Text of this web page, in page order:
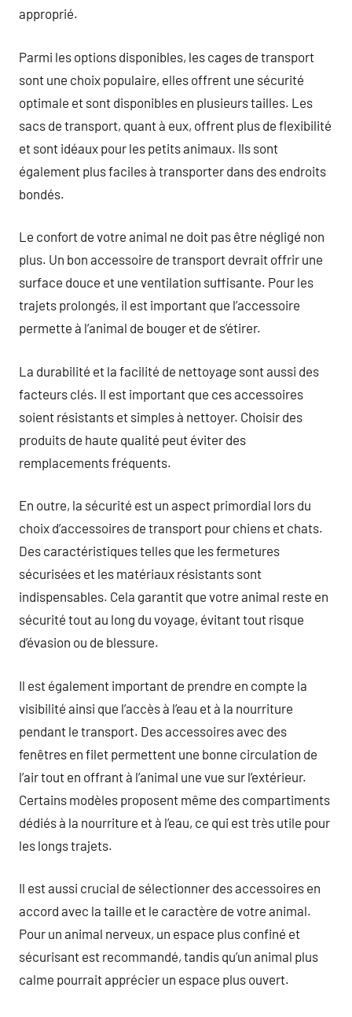
approprié.
Parmi les options disponibles, les cages de transport
sont une choix populaire, elles offrent une sécurité
optimale et sont disponibles en plusieurs tailles. Les
sacs de transport, quant à eux, offrent plus de flexibilité
et sont idéaux pour les petits animaux. Ils sont
également plus faciles à transporter dans des endroits
bondés.
Le confort de votre animal ne doit pas être négligé non
plus. Un bon accessoire de transport devrait offrir une
surface douce et une ventilation suffisante. Pour les
trajets prolongés, il est important que l’accessoire
permette à l’animal de bouger et de s’étirer.
La durabilité et la facilité de nettoyage sont aussi des
facteurs clés. Il est important que ces accessoires
soient résistants et simples à nettoyer. Choisir des
produits de haute qualité peut éviter des
remplacements fréquents.
En outre, la sécurité est un aspect primordial lors du
choix d’accessoires de transport pour chiens et chats.
Des caractéristiques telles que les fermetures
sécurisées et les matériaux résistants sont
indispensables. Cela garantit que votre animal reste en
sécurité tout au long du voyage, évitant tout risque
d’évasion ou de blessure.
Il est également important de prendre en compte la
visibilité ainsi que l’accès à l’eau et à la nourriture
pendant le transport. Des accessoires avec des
fenêtres en filet permettent une bonne circulation de
l’air tout en offrant à l’animal une vue sur l’extérieur.
Certains modèles proposent même des compartiments
dédiés à la nourriture et à l’eau, ce qui est très utile pour
les longs trajets.
Il est aussi crucial de sélectionner des accessoires en
accord avec la taille et le caractère de votre animal.
Pour un animal nerveux, un espace plus confiné et
sécurisant est recommandé, tandis qu’un animal plus
calme pourrait apprécier un espace plus ouvert.